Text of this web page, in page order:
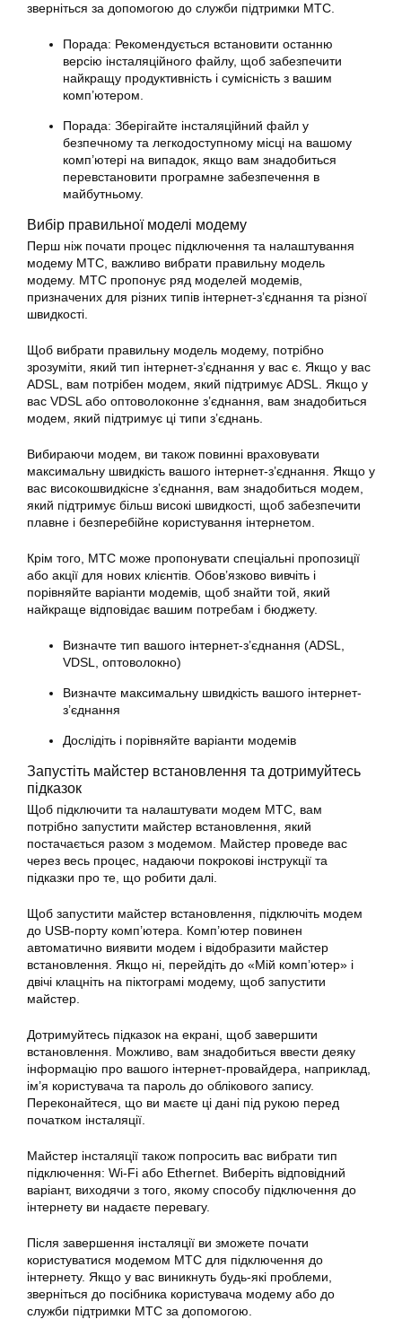
зверніться за допомогою до служби підтримки МТС.
Порада: Рекомендується встановити останню
версію інсталяційного файлу, щоб забезпечити
найкращу продуктивність і сумісність з вашим
комп’ютером.
Порада: Зберігайте інсталяційний файл у
безпечному та легкодоступному місці на вашому
комп’ютері на випадок, якщо вам знадобиться
перевстановити програмне забезпечення в
майбутньому.
Вибір правильної моделі модему
Перш ніж почати процес підключення та налаштування
модему МТС, важливо вибрати правильну модель
модему. МТС пропонує ряд моделей модемів,
призначених для різних типів інтернет-з’єднання та різної
швидкості.
Щоб вибрати правильну модель модему, потрібно
зрозуміти, який тип інтернет-з’єднання у вас є. Якщо у вас
ADSL, вам потрібен модем, який підтримує ADSL. Якщо у
вас VDSL або оптоволоконне з’єднання, вам знадобиться
модем, який підтримує ці типи з’єднань.
Вибираючи модем, ви також повинні враховувати
максимальну швидкість вашого інтернет-з’єднання. Якщо у
вас високошвидкісне з’єднання, вам знадобиться модем,
який підтримує більш високі швидкості, щоб забезпечити
плавне і безперебійне користування інтернетом.
Крім того, МТС може пропонувати спеціальні пропозиції
або акції для нових клієнтів. Обов’язково вивчіть і
порівняйте варіанти модемів, щоб знайти той, який
найкраще відповідає вашим потребам і бюджету.
Визначте тип вашого інтернет-з’єднання (ADSL,
VDSL, оптоволокно)
Визначте максимальну швидкість вашого інтернет-
з’єднання
Дослідіть і порівняйте варіанти модемів
Запустіть майстер встановлення та дотримуйтесь
підказок
Щоб підключити та налаштувати модем МТС, вам
потрібно запустити майстер встановлення, який
постачається разом з модемом. Майстер проведе вас
через весь процес, надаючи покрокові інструкції та
підказки про те, що робити далі.
Щоб запустити майстер встановлення, підключіть модем
до USB-порту комп’ютера. Комп’ютер повинен
автоматично виявити модем і відобразити майстер
встановлення. Якщо ні, перейдіть до «Мій комп’ютер» і
двічі клацніть на піктограмі модему, щоб запустити
майстер.
Дотримуйтесь підказок на екрані, щоб завершити
встановлення. Можливо, вам знадобиться ввести деяку
інформацію про вашого інтернет-провайдера, наприклад,
ім’я користувача та пароль до облікового запису.
Переконайтеся, що ви маєте ці дані під рукою перед
початком інсталяції.
Майстер інсталяції також попросить вас вибрати тип
підключення: Wi-Fi або Ethernet. Виберіть відповідний
варіант, виходячи з того, якому способу підключення до
інтернету ви надаєте перевагу.
Після завершення інсталяції ви зможете почати
користуватися модемом МТС для підключення до
інтернету. Якщо у вас виникнуть будь-які проблеми,
зверніться до посібника користувача модему або до
служби підтримки МТС за допомогою.